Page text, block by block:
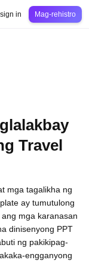
Mga Template
in Mag-rehistro
Travel
mga tagalikha ng
ay tumutulong
mga karanasan
dinisenyong PPT
ng pakikipag-
engganyong